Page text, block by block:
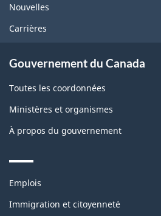
Nouvelles
Carrières
Gouvernement du Canada
Toutes les coordonnées
Ministères et organismes
À propos du gouvernement
Themes
topics
Emplois
Immigration et citoyenneté